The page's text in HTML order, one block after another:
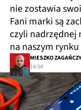
nie zostawia
Fani marki są
czyli nadrzędnej
na naszym
MIESZKO
14:54